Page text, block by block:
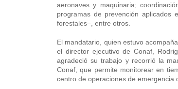
aeronaves y maquinaria;
programas de prevención aplicados
forestales–, entre otros.
El mandatario, quien estuvo
el director ejecutivo de Conaf,
agradeció su trabajo y recorrió la
Conaf, que permite monitorear en
centro de operaciones de emergencia